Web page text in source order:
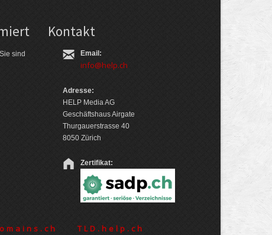
sind
Kontakt
Email:
info@help.ch
Adresse:
HELP Media AG
Geschäftshaus Airgate
Thurgauerstrasse 40
8050 Zürich
Zertifikat:
TLD.help.ch